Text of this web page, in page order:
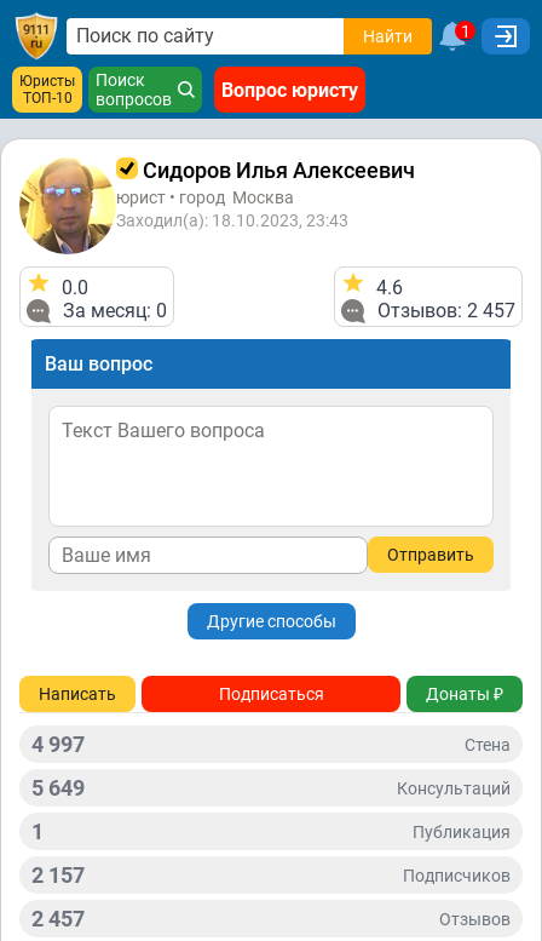
Найти 1
Юристы
ТОП-10
Поиск
вопросов
Вопрос юристу
Сидоров Илья Алексеевич
юрист • город Москва
Заходил(а): 18.10.2023, 23:43
0.0
За месяц: 0
4.6
Отзывов: 2 457
Ваш вопрос
Отправить
Другие способы
Написать Подписаться Донаты ₽
4 997 Стена
5 649 Консультаций
1 Публикация
2 157 Подписчиков
2 457 Отзывов